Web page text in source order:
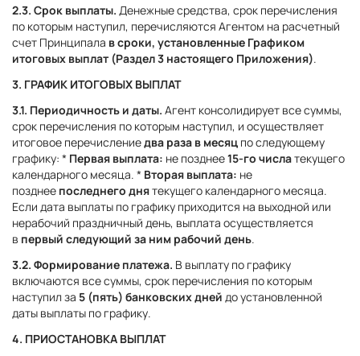
2.3. Срок выплаты. Денежные средства, срок перечисления
по которым наступил, перечисляются Агентом на расчетный
счет Принципала в сроки, установленные Графиком
итоговых выплат (Раздел 3 настоящего Приложения).
3. ГРАФИК ИТОГОВЫХ ВЫПЛАТ
3.1. Периодичность и даты. Агент консолидирует все суммы,
срок перечисления по которым наступил, и осуществляет
итоговое перечислениедва раза в месяц по следующему
графику: * Первая выплата: не позднее15-го числатекущего
календарного месяца. * Вторая выплата: не
позднее последнего днятекущего календарного месяца.
Если дата выплаты по графику приходится на выходной или
нерабочий праздничный день, выплата осуществляется
в первый следующий за ним рабочий день.
3.2. Формирование платежа. В выплату по графику
включаются все суммы, срок перечисления по которым
наступил за 5 (пять) банковских дней до установленной
даты выплаты по графику.
4. ПРИОСТАНОВКА ВЫПЛАТ